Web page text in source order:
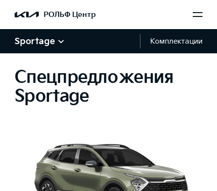
РОЛЬФ Центр
Sportage Комплектации
Спецпредложения
Sportage